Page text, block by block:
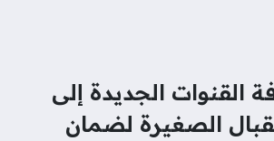
القنوات الجديدة إلى
الصغيرة لضمان